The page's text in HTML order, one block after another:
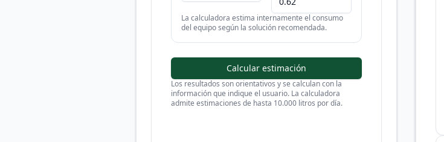
La calculadora estima internamente el consumo
del equipo según la solución recomendada.
Calcular estimación
Los resultados son orientativos y se calculan con la
información que indique el usuario. La calculadora
admite estimaciones de hasta 10.000 litros por día.